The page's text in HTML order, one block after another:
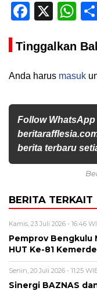
X
Tinggalkan
Anda harus masuk
Follow
berita terbaru
BERITA TERKAIT
Kamis, 23 Juli 2026 - 16:46
Pemprov Bengkulu
HUT Ke-81
Senin, 20 Juli 2026 - 11:25
Sinergi BAZNAS